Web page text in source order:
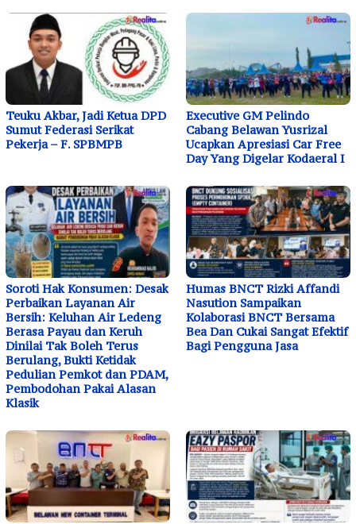
Teuku Akbar, Jadi Ketua DPD
Sumut Federasi Serikat
Pekerja – F. SPBMPB
Executive GM Pelindo
Cabang Belawan Yusrizal
Ucapkan Apresiasi Car Free
Day Yang Digelar Kodaeral I
Soroti Hak Konsumen: Desak
Perbaikan Layanan Air
Bersih: Keluhan Air Ledeng
Berasa Payau dan Keruh
Dinilai Tak Boleh Terus
Berulang, Bukti Ketidak
Pedulian Pemkot dan PDAM,
Pembodohan Pakai Alasan
Klasik
Humas BNCT Rizki Affandi
Nasution Sampaikan
Kolaborasi BNCT Bersama
Bea Dan Cukai Sangat Efektif
Bagi Pengguna Jasa